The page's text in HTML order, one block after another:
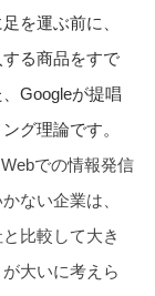
を運ぶ前に、
る商品をすで
Googleが提唱
グ理論です。
での情報発信
ない企業は、
比較して大き
大いに考えら